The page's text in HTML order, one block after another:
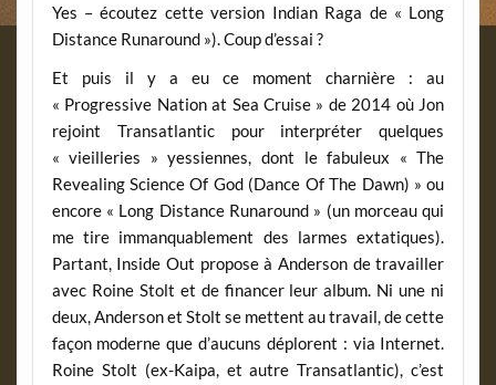
Yes – écoutez cette version Indian Raga de « Long
Distance Runaround »). Coup d’essai ?
Et puis il y a eu ce moment charnière : au
« Progressive Nation at Sea Cruise » de 2014 où Jon
rejoint Transatlantic pour interpréter quelques
« vieilleries » yessiennes, dont le fabuleux « The
Revealing Science Of God (Dance Of The Dawn) » ou
encore « Long Distance Runaround » (un morceau qui
me tire immanquablement des larmes extatiques).
Partant, Inside Out propose à Anderson de travailler
avec Roine Stolt et de financer leur album. Ni une ni
deux, Anderson et Stolt se mettent au travail, de cette
façon moderne que d’aucuns déplorent : via Internet.
Roine Stolt (ex-Kaipa, et autre Transatlantic), c’est